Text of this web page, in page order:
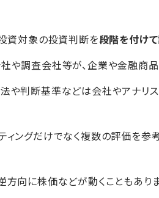
投資対象の投資判断を段階を付け
や調査会社等が、企業や金融商
や判断基準などは会社やアナリ
ィングだけでなく複数の評価を参
向に株価などが動くこともあり